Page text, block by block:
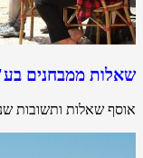
שאלות ממבחנים
אוסף שאלות ותשובות